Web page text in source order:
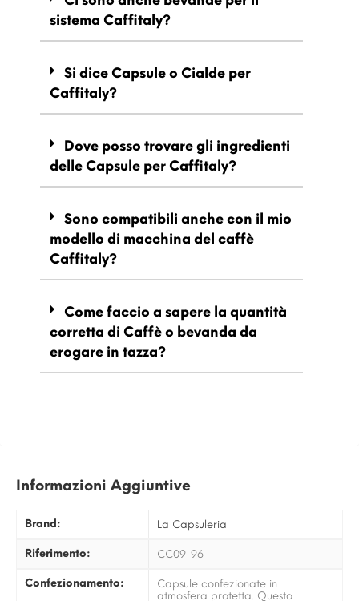
sistema Caffitaly?
Si dice Capsule o Cialde per
Caffitaly?
Dove posso trovare gli ingredienti
delle Capsule per Caffitaly?
Sono compatibili anche con il mio
modello di macchina del caffè
Caffitaly?
Come faccio a sapere la quantità
corretta di Caffè o bevanda da
erogare in tazza?
Informazioni Aggiuntive
Brand: La Capsuleria
Riferimento: CC09-96
Confezionamento:
Capsule confezionate in
atmosfera protetta. Questo